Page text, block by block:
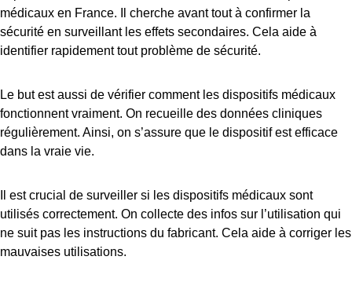
médicaux en France. Il cherche avant tout à confirmer la
sécurité en surveillant les effets secondaires. Cela aide à
identifier rapidement tout problème de sécurité.
Le but est aussi de vérifier comment les dispositifs médicaux
fonctionnent vraiment. On recueille des données cliniques
régulièrement. Ainsi, on s’assure que le dispositif est efficace
dans la vraie vie.
Il est crucial de surveiller si les dispositifs médicaux sont
utilisés correctement. On collecte des infos sur l’utilisation qui
ne suit pas les instructions du fabricant. Cela aide à corriger les
mauvaises utilisations.